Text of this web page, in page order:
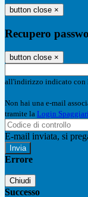
button close ×
Recupero
button close ×
all'indirizzo indicato con
Non hai una e-mail
tramite la Login Spaggiari
E-mail inviata, si
Errore
Chiudi
Successo